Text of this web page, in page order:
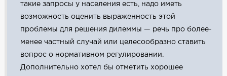
такие запросы у населения есть, надо иметь
возможность оценить выраженность этой
проблемы для решения дилеммы — речь про более-
менее частный случай или целесообразно ставить
вопрос о нормативном регулировании.
Дополнительно хотел бы отметить хорошее